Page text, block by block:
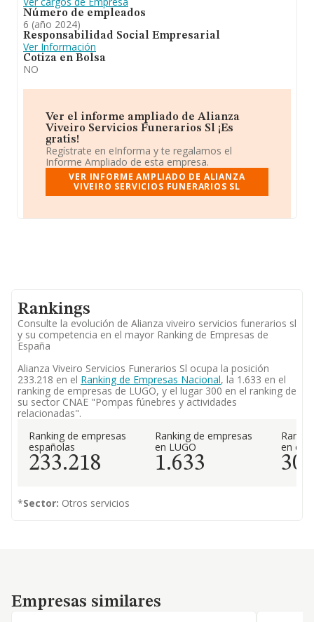
Número de empleados
6 (año 2024)
Responsabilidad Social Empresarial
Ver Información
Cotiza en Bolsa
NO
Ver el informe ampliado de Alianza
Viveiro Servicios Funerarios Sl ¡Es
gratis!
Regístrate en eInforma y te regalamos el
Informe Ampliado de esta empresa.
VER INFORME AMPLIADO DE ALIANZA
VIVEIRO SERVICIOS FUNERARIOS SL
Rankings
Consulte la evolución de Alianza viveiro servicios funerarios sl
y su competencia en el mayor Ranking de Empresas de
España
Alianza Viveiro Servicios Funerarios Sl ocupa la posición
233.218 en el Ranking de Empresas Nacional, la 1.633 en el
ranking de empresas de LUGO, y el lugar 300 en el ranking de
su sector CNAE "Pompas fúnebres y actividades
relacionadas".
Ranking de empresas
españolas
233.218
Ranking de empresas
en LUGO
1.633
en el
300
*Sector: Otros servicios
Empresas similares
Empresas similares